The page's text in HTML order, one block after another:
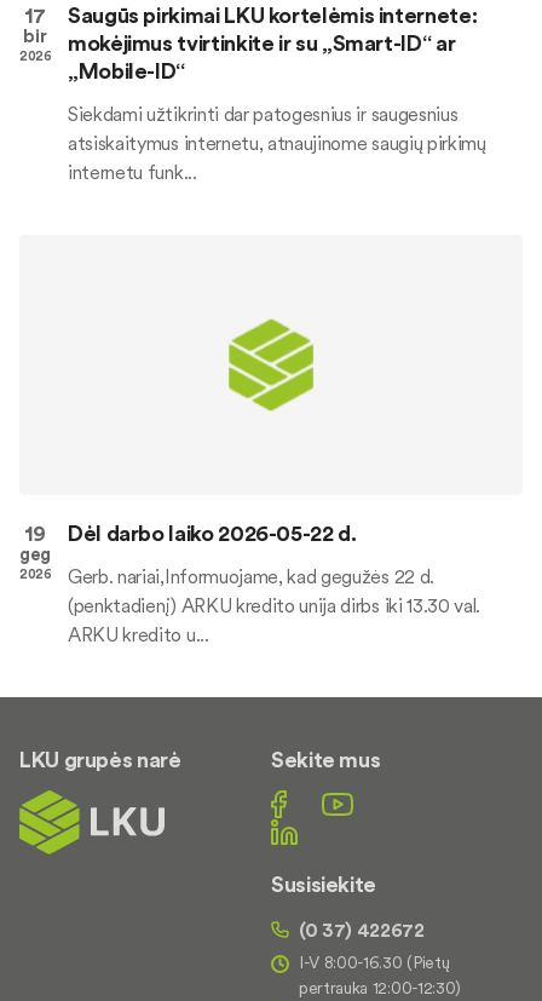
17
bir
2026
Saugūs pirkimai LKU kortelėmis internete:
mokėjimus tvirtinkite ir su „Smart-ID“ ar
„Mobile-ID“
Siekdami užtikrinti dar patogesnius ir saugesnius
atsiskaitymus internetu, atnaujinome saugių pirkimų
internetu funk...
19
geg
2026
Dėl darbo laiko 2026-05-22 d.
Gerb. nariai,Informuojame, kad gegužės 22 d.
(penktadienį) ARKU kredito unija dirbs iki 13.30 val.
ARKU kredito u...
LKU grupės narė Sekite mus
Susisiekite
(0 37) 422672
I-V 8:00-16.30 (Pietų
pertrauka 12:00-12:30)